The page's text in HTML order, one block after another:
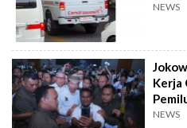
NEWS
Kerja
NEWS